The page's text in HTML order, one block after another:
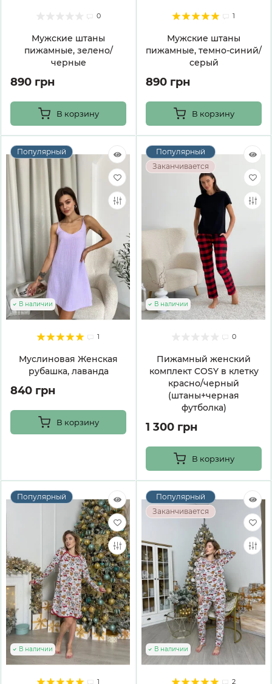
0
Мужские штаны
пижамные, зелено/
черные
890 грн
В корзину
1
Мужские штаны
пижамные, темно-синий/
серый
890 грн
В корзину
Популярный
1
Муслиновая Женская
рубашка, лаванда
В наличии
840 грн
В корзину
Популярный
Заканчивается
0
Пижамный женский
комплект COSY в клетку
красно/черный
(штаны+черная
футболка)
В наличии
1 300 грн
В корзину
Популярный
1
В наличии
Популярный
Заканчивается
2
В наличии